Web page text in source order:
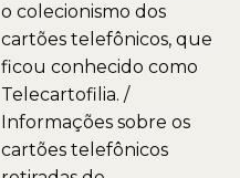
o colecionismo dos
cartões telefônicos, que
ficou conhecido como
Telecartofilia. /
Informações sobre os
cartões telefônicos